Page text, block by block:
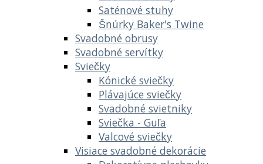
Saténové stuhy
Šnúrky Baker's Twine
Svadobné obrusy
Svadobné servítky
Sviečky
Kónické sviečky
Plávajúce sviečky
Svadobné svietniky
Sviečka - Guľa
Valcové sviečky
Visiace svadobné dekorácie